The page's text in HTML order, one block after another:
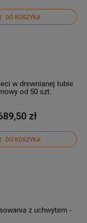
DO KOSZYKA
w drewnianej tubie
od 50 szt.
zł
DO KOSZYKA
z uchwytem -